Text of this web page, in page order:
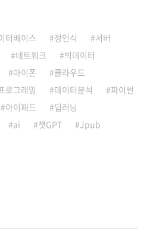
터베이스 정인식
서버
네트워크
빅데이터
아이폰
클라우드
로그래밍 데이터분석
파이썬
아이패드
딥러닝
ai 챗GPT
Jpub